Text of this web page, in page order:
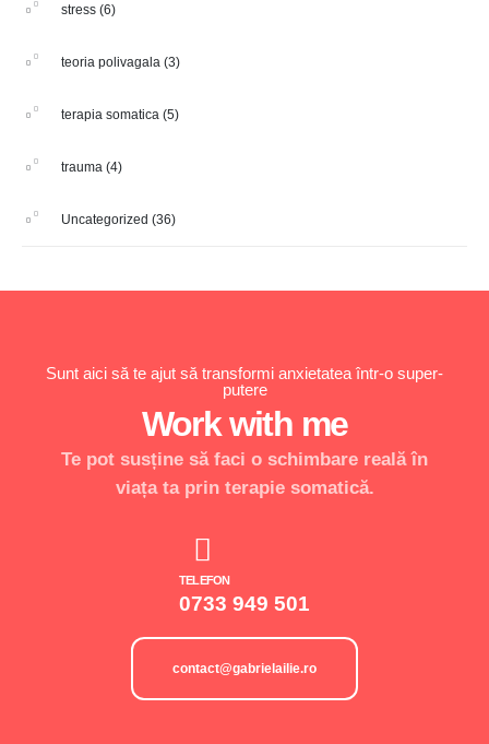
stress (6)
teoria polivagala (3)
terapia somatica (5)
trauma (4)
Uncategorized (36)
Sunt aici să te ajut să transformi anxietatea într-o super-
putere
Work with me
Te pot susține să faci o schimbare reală în
viața ta prin terapie somatică.
TELEFON
0733 949 501
contact@gabrielailie.ro